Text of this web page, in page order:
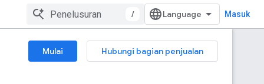
/ Masuk
Mulai
Hubungi bagian penjualan